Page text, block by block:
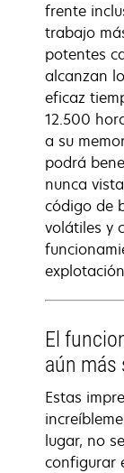
frente
trabajo
potentes
alcanzan
eficaz
12.500
a su
podrá
nunca
código de
volátiles y
El
aún más
Estas
lugar, no
configurar